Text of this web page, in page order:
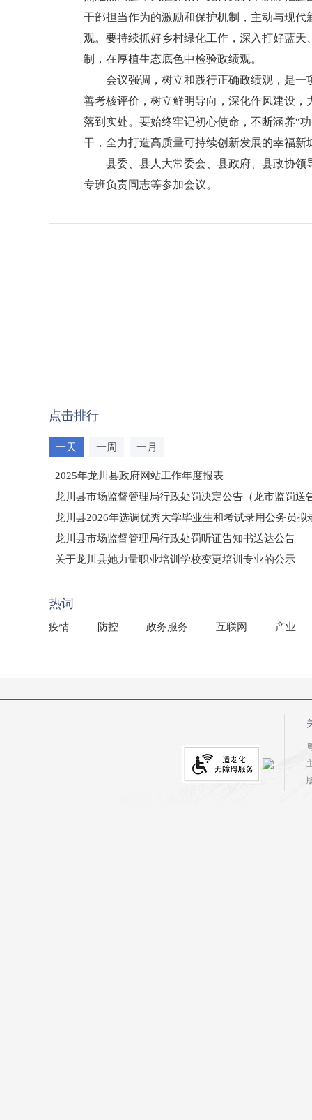
干部担当作为的激励和保护机制，主动与现
观。要持续抓好乡村绿化工作，深入打好蓝
制，在厚植生态底色中检验政绩观。
会议强调，树立和践行正确政绩观，是一
善考核评价，树立鲜明导向，深化作风建设
落到实处。要始终牢记初心使命，不断涵养“
干，全力打造高质量可持续创新发展的幸福
县委、县人大常委会、县政府、县政协领
专班负责同志等参加会议。
点击排行
一天 一周 一月
2025年龙川县政府网站工作年度报表
龙川县市场监督管理局行政处罚决定公告（龙市监罚送
龙川县2026年选调优秀大学毕业生和考试录用公务员拟
龙川县市场监督管理局行政处罚听证告知书送达公告
（龙市监罚送告〔2026〕71号）
关于龙川县她力量职业培训学校变更培训专业的公示
热词
疫情 防控 政务服务 互联网 产业